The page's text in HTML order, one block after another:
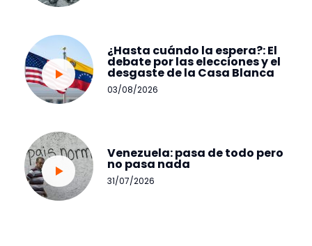
¿Hasta cuándo la espera?: El
debate por las elecciones y el
desgaste de la Casa Blanca
03/08/2026
Venezuela: pasa de todo pero
no pasa nada
31/07/2026